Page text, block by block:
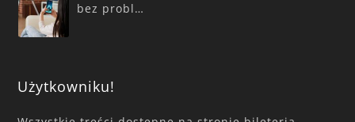
bez probl…
Użytkowniku!